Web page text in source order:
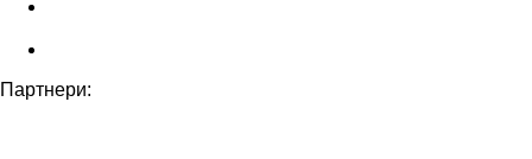
Партнери: